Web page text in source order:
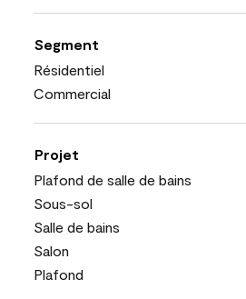
Segment
Résidentiel
Commercial
Projet
Plafond de salle de bains
Sous-sol
Salle de bains
Salon
Plafond